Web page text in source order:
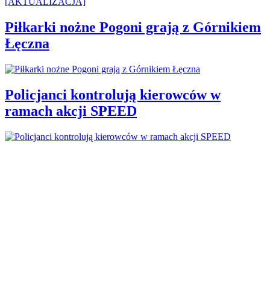
Piłkarki nożne Pogoni grają z Górnikiem
Łęczna
Policjanci kontrolują kierowców w
ramach akcji SPEED